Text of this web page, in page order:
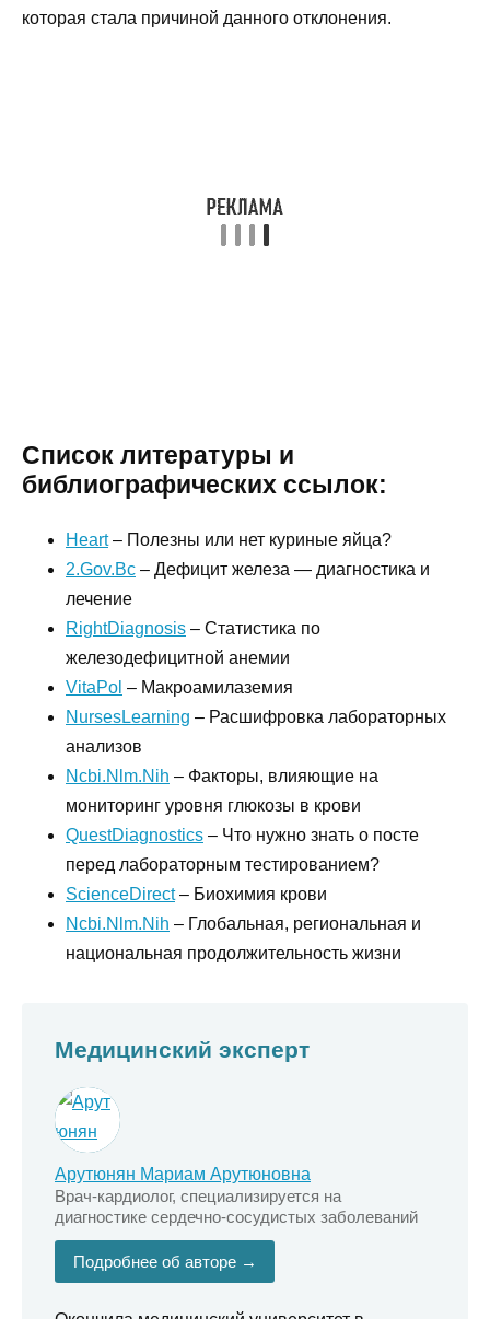
которая стала причиной данного отклонения.
Список литературы и
библиографических ссылок:
Heart– Полезны или нет куриные яйца?
2.Gov.Bc – Дефицит железа — диагностика и
лечение
RightDiagnosis – Статистика по
железодефицитной анемии
VitaPol – Макроамилаземия
NursesLearning – Расшифровка лабораторных
анализов
Ncbi.Nlm.Nih – Факторы, влияющие на
мониторинг уровня глюкозы в крови
QuestDiagnostics – Что нужно знать о посте
перед лабораторным тестированием?
ScienceDirect– Биохимия крови
Ncbi.Nlm.Nih – Глобальная, региональная и
национальная продолжительность жизни
Медицинский эксперт
Арутюнян Мариам Арутюновна
Врач-кардиолог, специализируется на
диагностике сердечно-сосудистых заболеваний
Подробнее об авторе →